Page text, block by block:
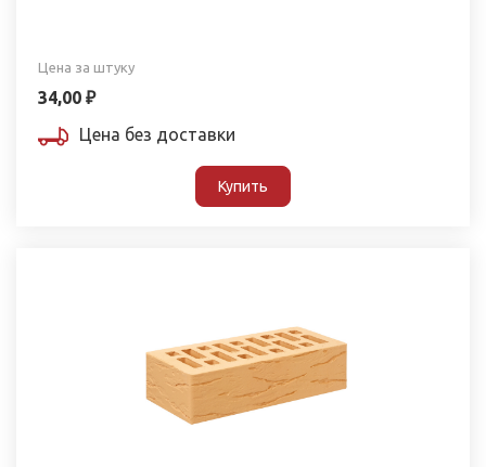
Цена за штуку
34,00 ₽
Цена без доставки
Купить